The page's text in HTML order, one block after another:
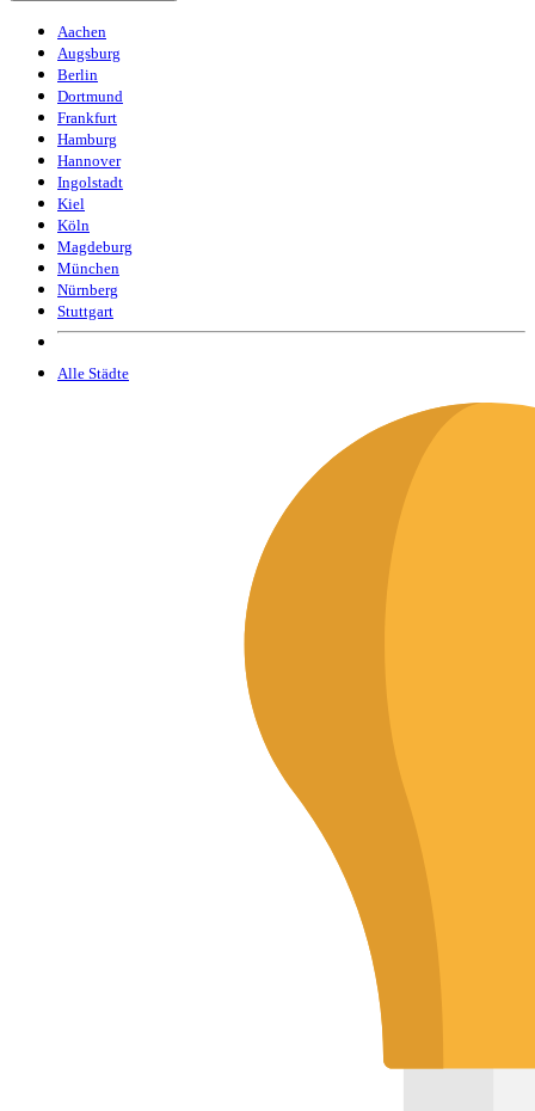
Aachen
Augsburg
Berlin
Dortmund
Frankfurt
Hamburg
Hannover
Ingolstadt
Kiel
Köln
Magdeburg
München
Nürnberg
Stuttgart
Alle Städte